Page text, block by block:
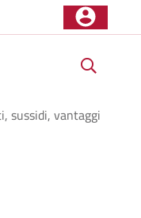
sussidi, vantaggi